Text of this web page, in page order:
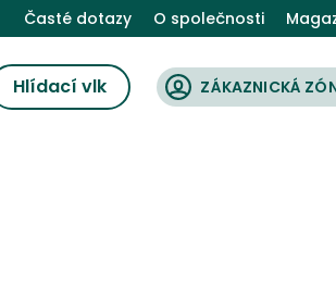
Časté dotazy O společnosti
pro firmy
kWhVývoj cen plynu
ručení elektrokoloběžkyPovinné
konsolidace Kalkulačka hypotéky
ZonkyCofidis Air Bank
Tarify pro děti Tarify pro seniory
Hlídací vlk ZÁKAZNICKÁ